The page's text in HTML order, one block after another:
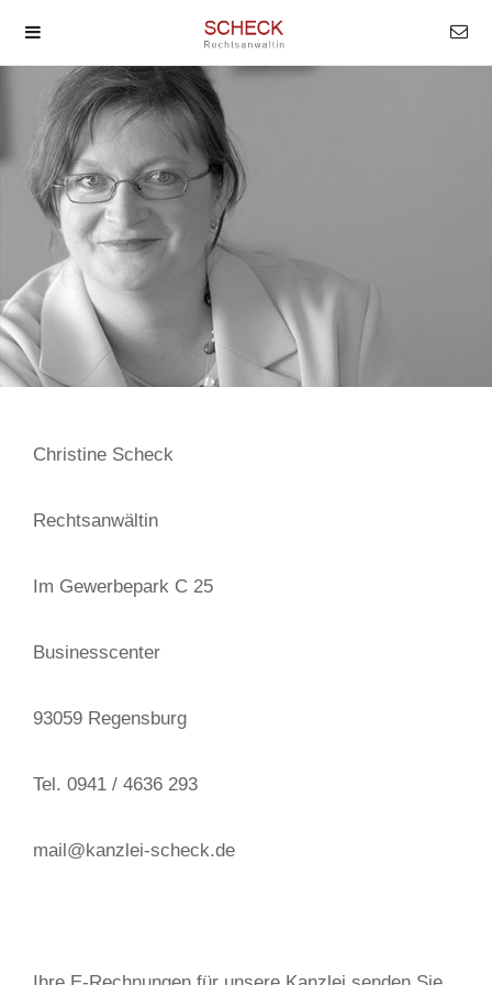
Christine Scheck
Rechtsanwältin
Im Gewerbepark C 25
Businesscenter
93059 Regensburg
Tel. 0941 / 4636 293
mail@kanzlei-scheck.de